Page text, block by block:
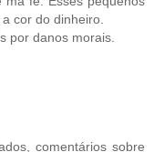
cor do dinheiro.
por danos morais.
comentários sobre